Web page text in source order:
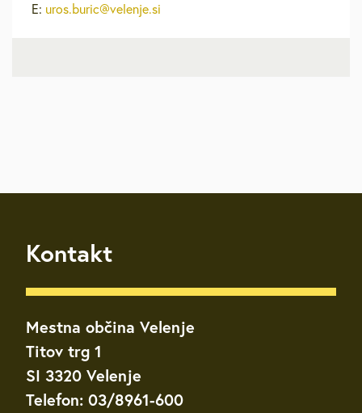
E: uros.buric@velenje.si
Kontakt
Mestna občina Velenje
Titov trg 1
SI 3320 Velenje
Telefon: 03/8961-600